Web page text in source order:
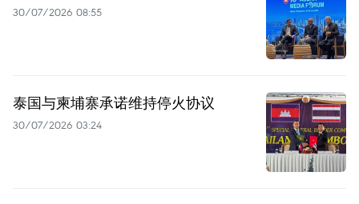
30/07/2026 08:55
泰国与柬埔寨承诺维持停火协议
30/07/2026 03:24